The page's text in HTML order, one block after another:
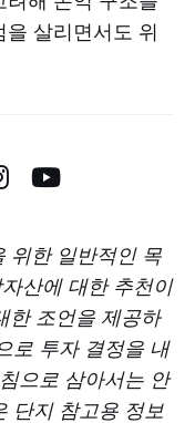
살리면서도 위
위한 일반적인 목
산에 대한 추천이
한 조언을 제공하
로 투자 결정을 내
으로 삼아서는 안
단지 참고용 정보